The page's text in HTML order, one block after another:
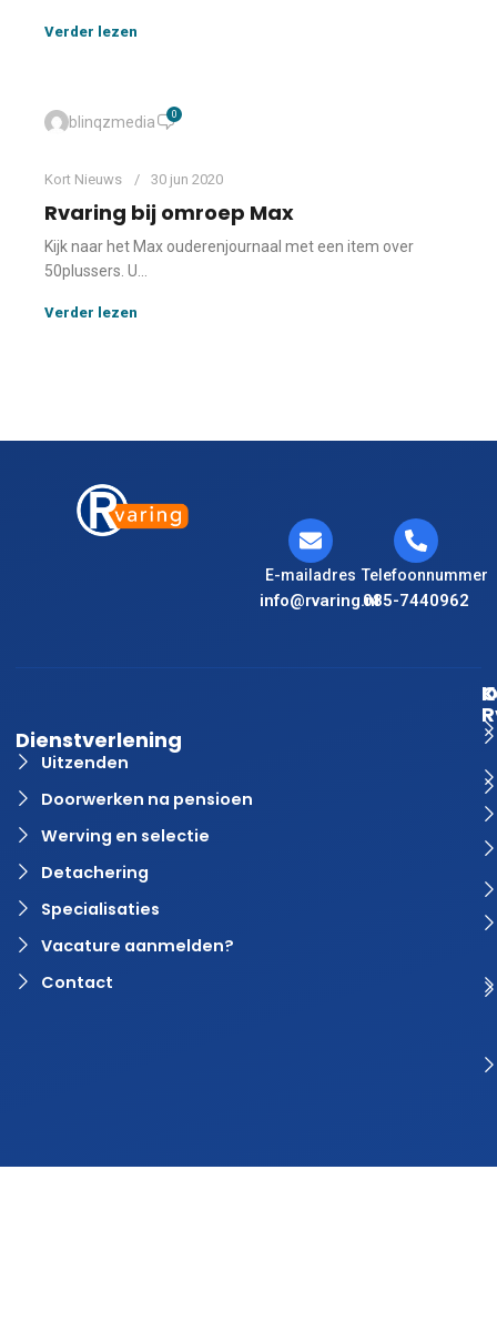
Verder lezen
blinqzmedia 0
Kort Nieuws 30 jun 2020
Rvaring bij omroep Max
Kijk naar het Max ouderenjournaal met een item over
50plussers. U...
Verder lezen
E-mailadres
info@rvaring.nl
Telefoonnummer
085-7440962
Dienstverlening
Uitzenden
Doorwerken na pensioen
Werving en selectie
Detachering
Specialisaties
Vacature aanmelden?
Contact